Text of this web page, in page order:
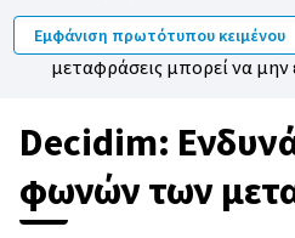
Εμφάνιση πρωτότυπου κειμένου
μεταφράσεις μπορεί να μην
Decidim:
φωνών των